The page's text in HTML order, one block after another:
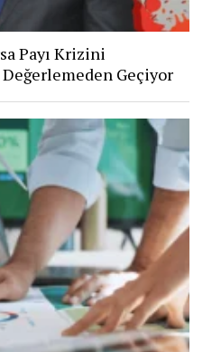
Payı Krizini
Geçiyor